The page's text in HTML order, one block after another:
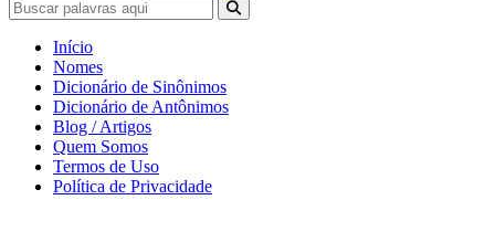
Início
Nomes
Dicionário de Sinônimos
Dicionário de Antônimos
Blog / Artigos
Quem Somos
Termos de Uso
Política de Privacidade